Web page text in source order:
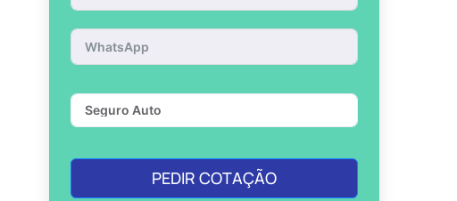
PEDIR COTAÇÃO